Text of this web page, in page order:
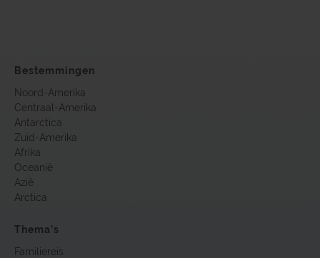
Bestemmingen
Noord-Amerika
Centraal-Amerika
Antarctica
Zuid-Amerika
Afrika
Oceanië
Azië
Arctica
Thema’s
Familiereis